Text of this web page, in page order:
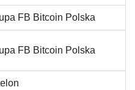
FB Bitcoin Polska
FB Bitcoin Polska